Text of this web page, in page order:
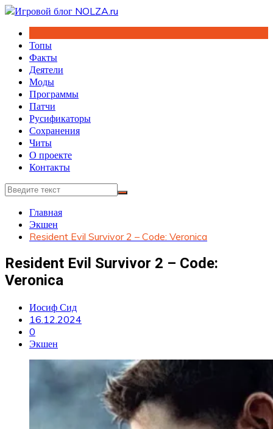
Перейти
содержимому
Топы
Факты
Деятели
Моды
Программы
Патчи
Русификаторы
Сохранения
Читы
О проекте
Контакты
Главная
Экшен
Resident Evil Survivor 2 – Code: Veronica
Resident Evil Survivor 2 – Code:
Veronica
Иосиф Сид
16.12.2024
0
Экшен